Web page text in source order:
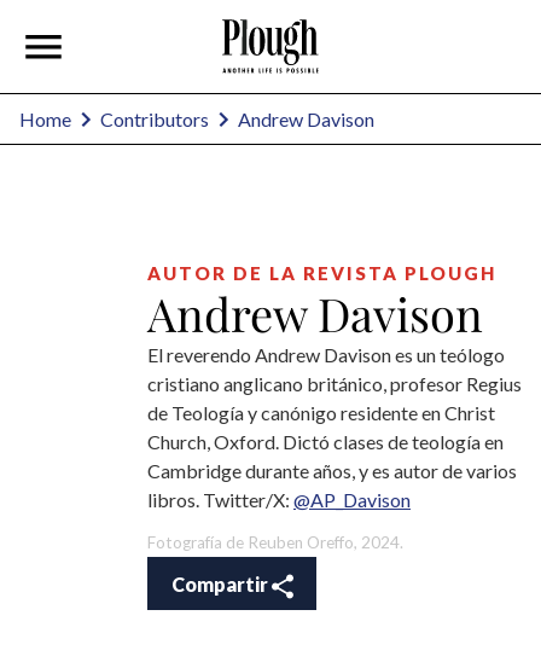
Home Contributors Andrew Davison
AUTOR DE LA REVISTA PLOUGH
Andrew Davison
El reverendo Andrew Davison es un teólogo
cristiano anglicano británico, profesor Regius
de Teología y canónigo residente en Christ
Church, Oxford. Dictó clases de teología en
Cambridge durante años, y es autor de varios
libros. Twitter/X: @AP_Davison
Fotografía de Reuben Oreffo, 2024.
Compartir